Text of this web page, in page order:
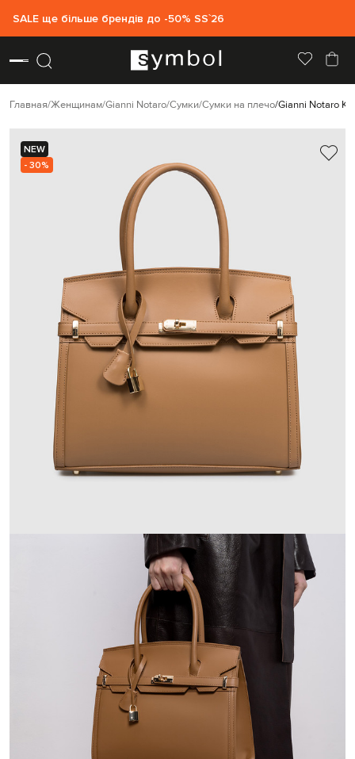
SALE ще більше брендів до -50% SS`26
Главная Женщинам Gianni Notaro Сумки Сумки на плечо Gianni Notaro
NEW
- 30%